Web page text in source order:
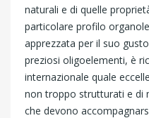
naturali e di quelle
particolare profilo
apprezzata per il suo
preziosi oligoelementi, è
internazionale quale
non troppo strutturati e di
che devono